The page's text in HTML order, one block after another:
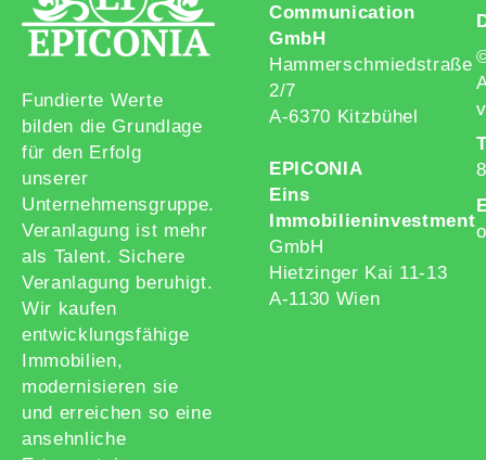
Fundierte Werte
bilden die Grundlage
für den Erfolg
unserer
Unternehmensgruppe.
Veranlagung ist mehr
als Talent. Sichere
Veranlagung beruhigt.
Wir kaufen
entwicklungsfähige
Immobilien,
modernisieren sie
und erreichen so eine
ansehnliche
Communication
GmbH
Hammerschmiedstraße
2/7
A-6370 Kitzbühel
EPICONIA
Eins
Immobilieninvestment
GmbH
Hietzinger Kai 11-13
A-1130 Wien